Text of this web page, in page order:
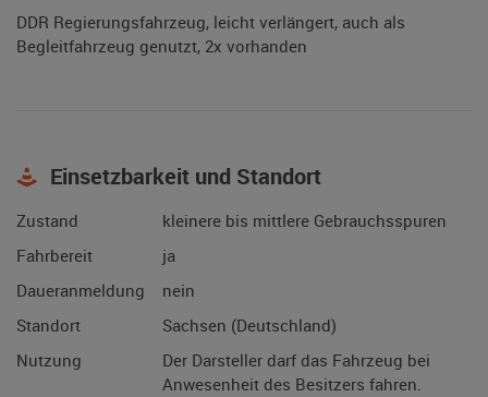
DDR Regierungsfahrzeug, leicht verlängert, auch als
Begleitfahrzeug genutzt, 2x vorhanden
Einsetzbarkeit und Standort
Zustand
kleinere bis mittlere Gebrauchsspuren
Fahrbereit
ja
Daueranmeldung
nein
Standort
Sachsen (Deutschland)
Nutzung
Der Darsteller darf das Fahrzeug bei
Anwesenheit des Besitzers fahren.